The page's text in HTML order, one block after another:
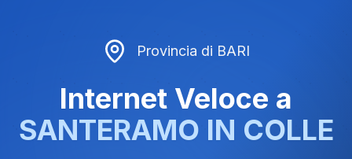
Provincia di BARI
Internet Veloce a
SANTERAMO IN COLLE